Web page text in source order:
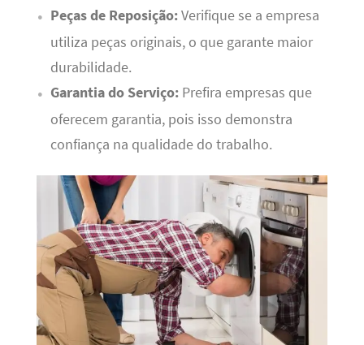
Peças de Reposição:Verifique se a empresa
utiliza peças originais, o que garante maior
durabilidade.
Garantia do Serviço:Prefira empresas que
oferecem garantia, pois isso demonstra
confiança na qualidade do trabalho.